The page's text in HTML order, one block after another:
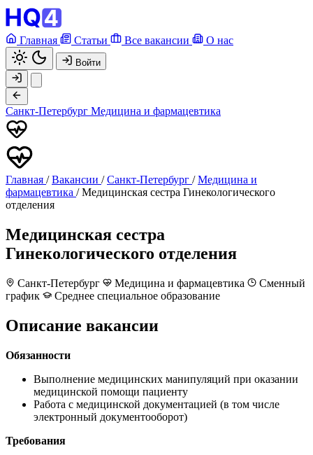
Главная Статьи Все вакансии О нас
Войти
Санкт-Петербург Медицина и фармацевтика
Главная / Вакансии / Санкт-Петербург / Медицина и
фармацевтика / Медицинская сестра Гинекологического
отделения
Медицинская сестра
Гинекологического отделения
Санкт-Петербург Медицина и фармацевтика
Сменный
график
Среднее специальное образование
Описание вакансии
Обязанности
Выполнение медицинских манипуляций при оказании
медицинской помощи пациенту
Работа с медицинской документацией (в том числе
электронный документооборот)
Требования